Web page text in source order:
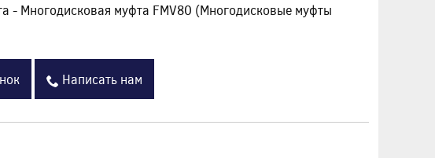
- Многодисковая муфта FMV80 (Многодисковые муфты
Написать нам